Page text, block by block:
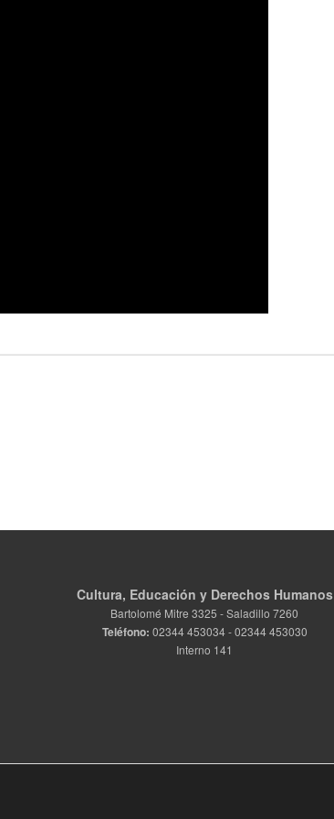
Cultura, Educación y Derechos Humanos
Bartolomé Mitre 3325 - Saladillo 7260
Teléfono: 02344 453034 - 02344 453030
Interno 141